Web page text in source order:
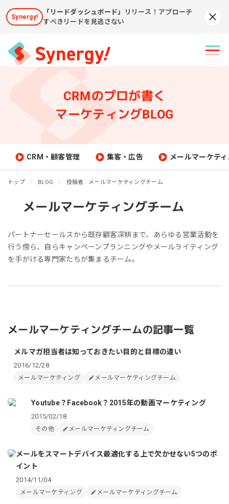
Synergy!
「リードダッシュボード」
リリース！アプローチ
すべきリードを見逃さない
CRMのプロが書く
マーケティングBLOG
CRM・顧客管理 集客・広告 メールマーケテ
トップ BLOG 投稿者 : メールマーケティングチーム
メールマーケティングチーム
パートナーセールスから既存顧客深耕まで、あらゆる営業活動を
行う傍ら、自らキャンペーンプランニングやメールライティング
を手がける専門家たちが集まるチーム。
メールマーケティングチームの記事一覧
メルマガ担当者は知っておきたい目的と目標の違い
2016/12/28
メールマーケティング メールマーケティングチーム
Youtube？Facebook？2015年の動画マーケティング
2015/02/18
その他 メールマーケティングチーム
メールをスマートデバイス最適化する上で欠かせない5つのポ
イント
2014/11/04
メールマーケティング メールマーケティングチーム